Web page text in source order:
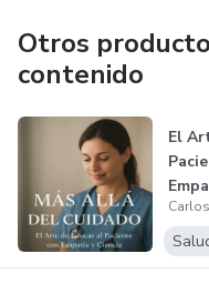
Otros
contenido
El